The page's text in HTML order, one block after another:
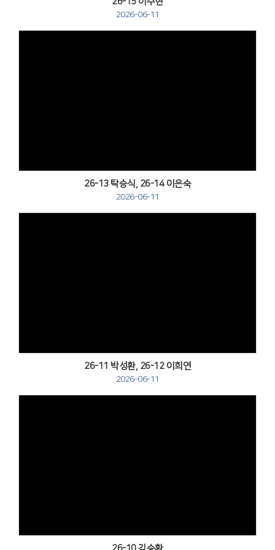
2026-06-11
26-13 탁승식, 26-14 이은숙
2026-06-11
26-11 박성환, 26-12 이희연
2026-06-11